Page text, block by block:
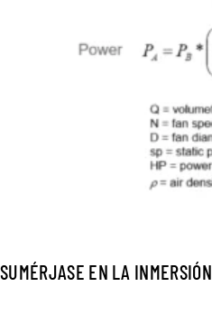
SUMÉRJASE EN LA INMERSIÓN